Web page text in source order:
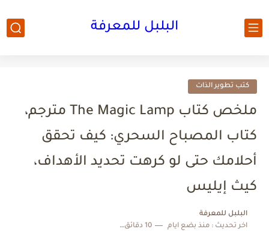
البلبل للمعرفة
كتب تطوير الذات
ملخص كتاب The Magic Lamp مترجم،
كتاب المصباح السحري: كيف تحقق
أحلامك حتى لو كرهت تحديد الأهداف،
كيث إيليس
البلبل للمعرفة
اخر تحديث :منذ بضع ايام 10 دقائق للقراءة